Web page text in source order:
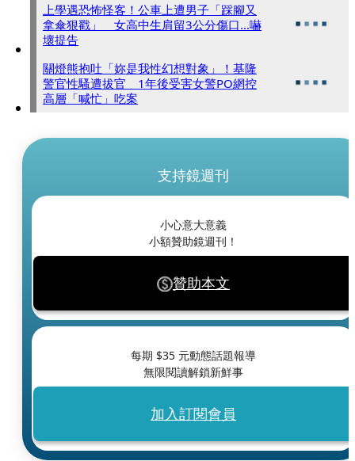
上學遇恐怖怪客！公車上遭男子「踩腳又
拿傘狠戳」 女高中生肩留3公分傷口...嚇
壞提告
關燈熊抱吐「妳是我性幻想對象」！基隆
警官性騷遭拔官 1年後受害女警PO網控
高層「喊忙」吃案
支持鏡週刊
小心意大意義
小額贊助鏡週刊！
贊助本文
每期 $35 元動態話題報導
無限閱讀解鎖新鮮事
加入訂閱會員